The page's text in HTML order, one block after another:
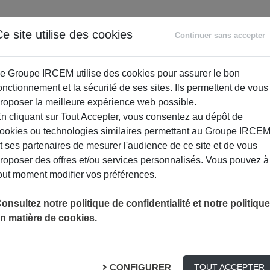
RETRAITE
ACCOMPAGNEMENT
ACTUALITÉS ASSURANCES SE PROTÉGER DU SOLEIL
site utilise des cookies Continuer sans accepter
Groupe IRCEM utilise des cookies pour assurer le bon
et la sécurité de ses sites. Ils permettent de vous
la meilleure expérience web possible.
cliquant sur Tout Accepter, vous consentez au dépôt de
ou technologies similaires permettant au Groupe IRCEM
ses partenaires de mesurer l'audience de ce site et de vous
des offres et/ou services personnalisés. Vous pouvez à
moment modifier vos préférences.
notre politique de confidentialité et notre politique
matière de cookies.
CONFIGURER TOUT ACCEPTER